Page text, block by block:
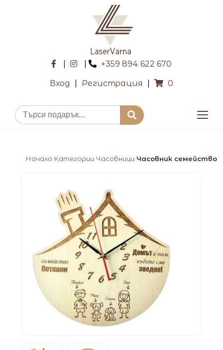
+359 894 622 670
Вход Регистрация 0
Начало›Категории›Часовници›Часовник семейство